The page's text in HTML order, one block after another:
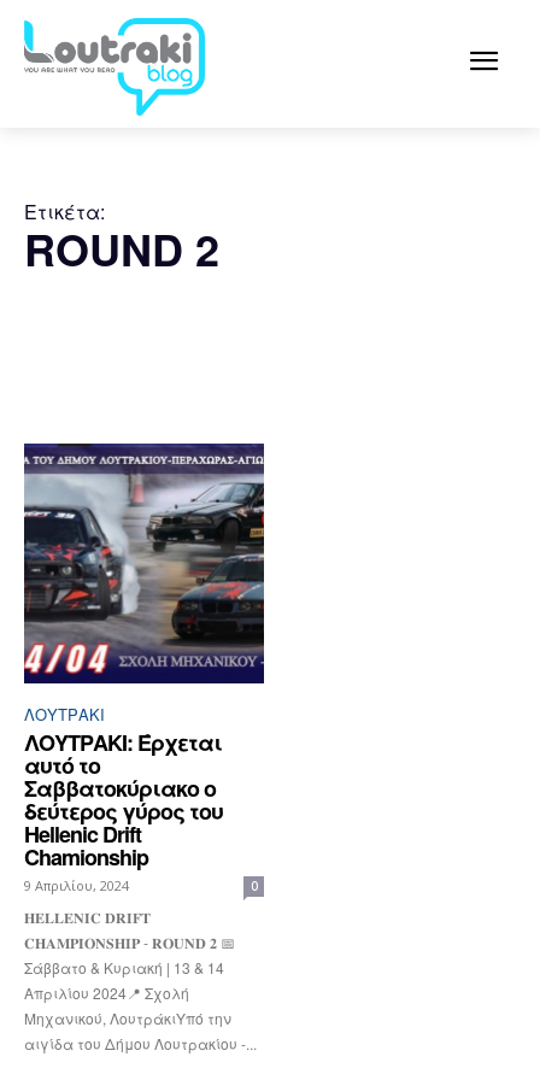
Ετικέτα:
ROUND 2
ΛΟΥΤΡΆΚΙ
ΛΟΥΤΡΑΚΙ: Έρχεται
αυτό το
Σαββατοκύριακο ο
δεύτερος γύρος του
Hellenic Drift
Chamionship
9 Απριλίου, 2024 0
𝐇𝐄𝐋𝐋𝐄𝐍𝐈𝐂 𝐃𝐑𝐈𝐅𝐓
𝐂𝐇𝐀𝐌𝐏𝐈𝐎𝐍𝐒𝐇𝐈𝐏 - 𝐑𝐎𝐔𝐍𝐃 𝟐 📅
Σάββατο & Κυριακή | 13 & 14
Απριλίου 2024📍 Σχολή
Μηχανικού, ΛουτράκιΥπό την
αιγίδα του Δήμου Λουτρακίου -...